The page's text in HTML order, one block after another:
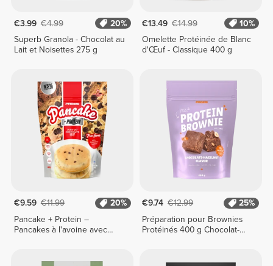
€3.99 €4.99
20%
Superb Granola - Chocolat au
Lait et Noisettes 275 g
€13.49 €14.99
10%
Omelette Protéinée de Blanc
d'Œuf - Classique 400 g
€9.59 €11.99
20%
Pancake + Protein –
Pancakes à l'avoine avec
€9.74 €12.99
25%
Préparation pour Brownies
Protéinés 400 g Chocolat-